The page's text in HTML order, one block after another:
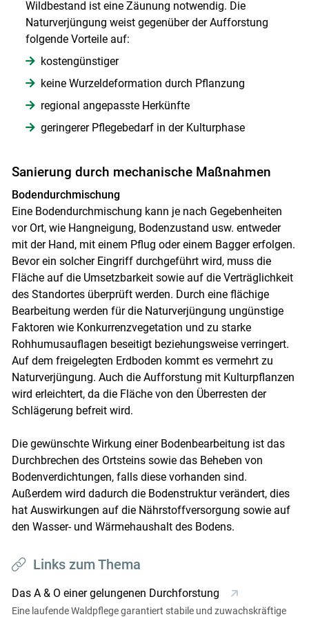
Wildbestand ist eine Zäunung notwendig. Die
Naturverjüngung weist gegenüber der Aufforstung
folgende Vorteile auf:
kostengünstiger
keine Wurzeldeformation durch Pflanzung
regional angepasste Herkünfte
geringerer Pflegebedarf in der Kulturphase
Sanierung durch mechanische Maßnahmen
Bodendurchmischung
Eine Bodendurchmischung kann je nach Gegebenheiten
vor Ort, wie Hangneigung, Bodenzustand usw. entweder
mit der Hand, mit einem Pflug oder einem Bagger erfolgen.
Bevor ein solcher Eingriff durchgeführt wird, muss die
Fläche auf die Umsetzbarkeit sowie auf die Verträglichkeit
des Standortes überprüft werden. Durch eine flächige
Bearbeitung werden für die Naturverjüngung ungünstige
Faktoren wie Konkurrenzvegetation und zu ­starke
Rohhumusauflagen beseitigt beziehungsweise verringert.
Auf dem freigelegten Erdboden kommt es vermehrt zu
Naturverjüngung. Auch die Aufforstung mit Kulturpflanzen
wird erleichtert, da die Fläche von den Überresten der
Schlägerung befreit wird.
Die gewünschte Wirkung einer Bodenbearbeitung ist das
Durchbrechen des Ortsteins sowie das Beheben von
Bodenverdichtungen, falls diese vorhanden sind.
Außerdem wird dadurch die Bodenstruktur verändert, dies
hat Auswirkungen auf die Nährstoffversorgung sowie auf
den Wasser- und Wärmehaushalt des Bodens.
Links zum Thema
Das A & O einer gelungenen Durchforstung
Eine laufende Waldpflege garantiert stabile und zuwachskräftige